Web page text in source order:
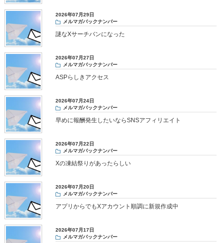
2026年07月29日
メルマガバックナンバー
謎なXサーチバンになった
2026年07月27日
メルマガバックナンバー
ASPらしきアクセス
2026年07月24日
メルマガバックナンバー
早めに報酬発生したいならSNSアフィリエイト
2026年07月22日
メルマガバックナンバー
Xの凍結祭りがあったらしい
2026年07月20日
メルマガバックナンバー
アプリからでもXアカウント順調に新規作成中
2026年07月17日
メルマガバックナンバー